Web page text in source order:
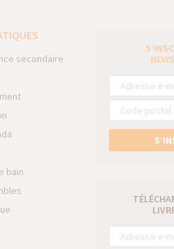
secondaire
bain